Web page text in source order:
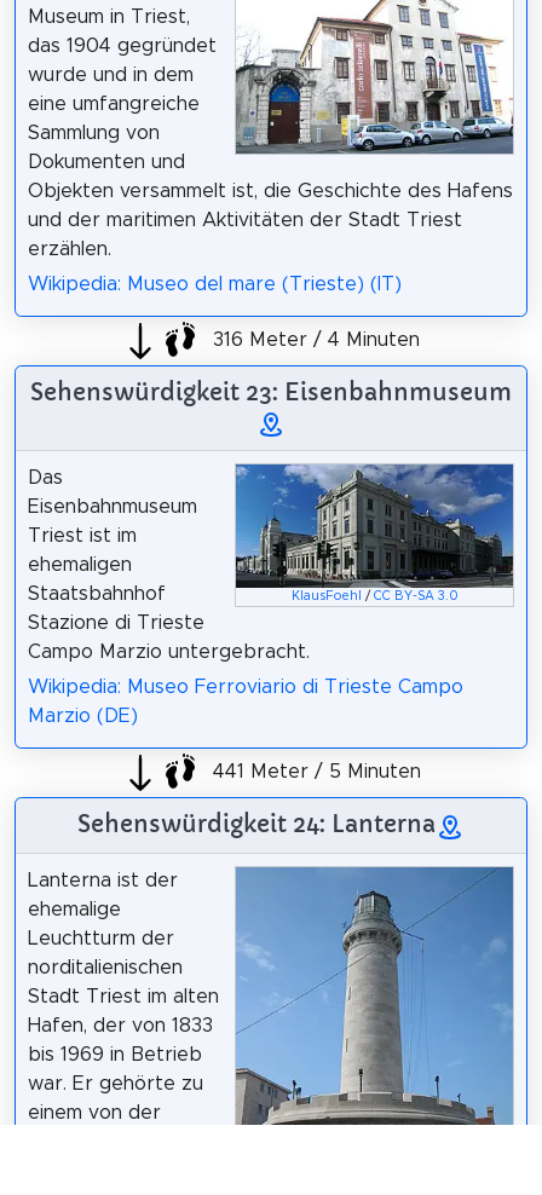
Museum in Triest,
das 1904 gegründet
wurde und in dem
eine umfangreiche
Sammlung von
Dokumenten und
Objekten versammelt ist, die Geschichte des Hafens
und der maritimen Aktivitäten der Stadt Triest
erzählen.
Wikipedia: Museo del mare (Trieste) (IT)
316 Meter / 4 Minuten
Sehenswürdigkeit 23: Eisenbahnmuseum
KlausFoehl / CC BY-SA 3.0
Das
Eisenbahnmuseum
Triest ist im
ehemaligen
Staatsbahnhof
Stazione di Trieste
Campo Marzio untergebracht.
Wikipedia: Museo Ferroviario di Trieste Campo
Marzio (DE)
441 Meter / 5 Minuten
Sehenswürdigkeit 24: Lanterna
Lanterna ist der
ehemalige
Leuchtturm der
norditalienischen
Stadt Triest im alten
Hafen, der von 1833
bis 1969 in Betrieb
war. Er gehörte zu
einem von der